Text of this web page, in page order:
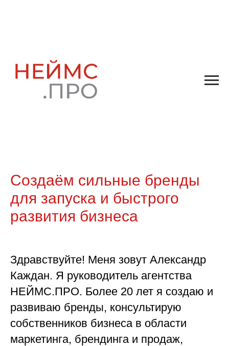
Создаём сильные бренды
для запуска и быстрого
развития бизнеса
Здравствуйте! Меня зовут Александр
Каждан. Я руководитель агентства
НЕЙМС.ПРО. Более 20 лет я создаю и
развиваю бренды, консультирую
собственников бизнеса в области
маркетинга, брендинга и продаж,